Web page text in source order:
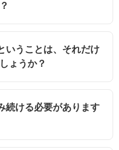
うことは、それだけ
ょうか？
ける必要があります